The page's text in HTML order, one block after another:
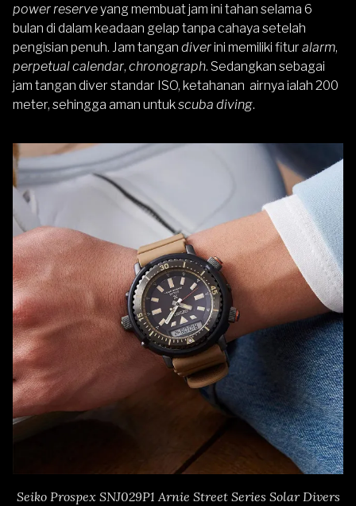
power reserveyang membuat jam ini tahan selama 6
bulan di dalam keadaan gelap tanpa cahaya setelah
pengisian penuh. Jam tangan diverini memiliki fitur alarm,
perpetual calendar, chronograph. Sedangkan sebagai
jam tangan diver standar ISO, ketahanan airnya ialah 200
meter, sehingga aman untukscuba diving.
Seiko Prospex SNJ029P1 Arnie Street Series Solar Divers